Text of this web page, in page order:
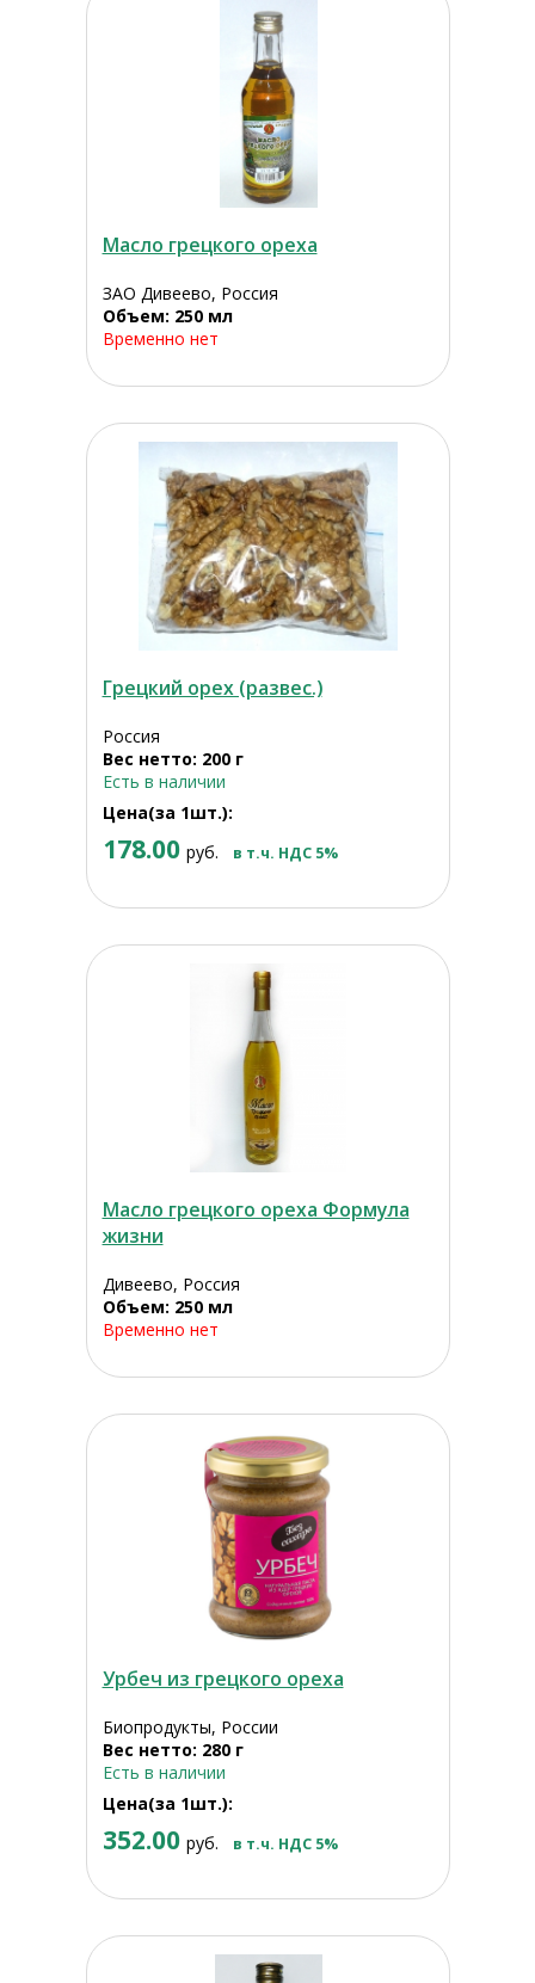
Масло грецкого ореха
ЗАО Дивеево, Россия
Объем: 250 мл
Временно нет
Грецкий орех (развес.)
Россия
Вес нетто: 200 г
Есть в наличии
Цена(за 1шт.):
178.00 руб. в т.ч. НДС 5%
Масло грецкого ореха Формула
жизни
Дивеево, Россия
Объем: 250 мл
Временно нет
Урбеч из грецкого ореха
Биопродукты, России
Вес нетто: 280 г
Есть в наличии
Цена(за 1шт.):
352.00 руб. в т.ч. НДС 5%